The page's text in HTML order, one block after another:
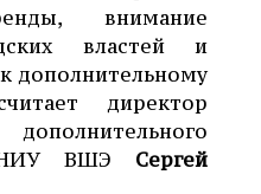
внимание
властей и
дополнительному
директор
НИУ ВШЭ Сергей